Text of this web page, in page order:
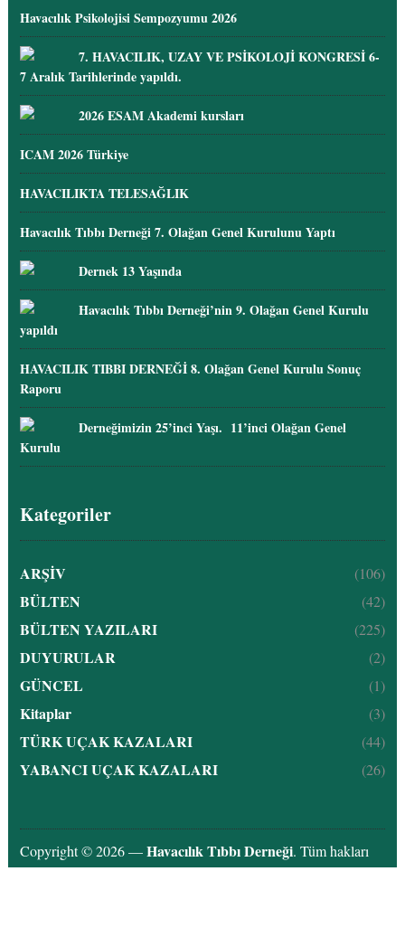
Havacılık Psikolojisi Sempozyumu 2026
7. HAVACILIK, UZAY VE PSİKOLOJİ KONGRESİ 6-
7 Aralık Tarihlerinde yapıldı.
2026 ESAM Akademi kursları
ICAM 2026 Türkiye
HAVACILIKTA TELESAĞLIK
Havacılık Tıbbı Derneği 7. Olağan Genel Kurulunu Yaptı
Dernek 13 Yaşında
Havacılık Tıbbı Derneği’nin 9. Olağan Genel Kurulu
yapıldı
HAVACILIK TIBBI DERNEĞİ 8. Olağan Genel Kurulu Sonuç
Raporu
Derneğimizin 25’inci Yaşı. 11’inci Olağan Genel
Kurulu
Kategoriler
ARŞİV (106)
BÜLTEN (42)
BÜLTEN YAZILARI (225)
DUYURULAR (2)
GÜNCEL (1)
Kitaplar (3)
TÜRK UÇAK KAZALARI (44)
YABANCI UÇAK KAZALARI (26)
Copyright © 2026 —Havacılık Tıbbı Derneği. Tüm hakları